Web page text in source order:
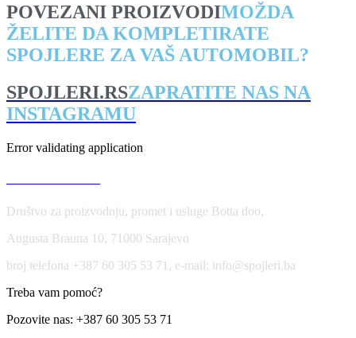
M6
Gran
Coupe
/
/
Cabriolet
F06
F13
količina
POVEZANI PROIZVODIMOŽDA
ŽELITE DA KOMPLETIRATE
SPOJLERE ZA VAŠ AUTOMOBIL?
SPOJLERI.RSZAPRATITE NAS NA
INSTAGRAMU
Error validating application
Društvo za proizvodnju, promet i usluge Botta doo,
Augusta Brauna 10, 71000 Sarajevo
broj telefona +387 60 305 53 71, e-mail: info@spojleri.ba
Treba vam pomoć?
Pozovite nas: +387 60 305 53 71